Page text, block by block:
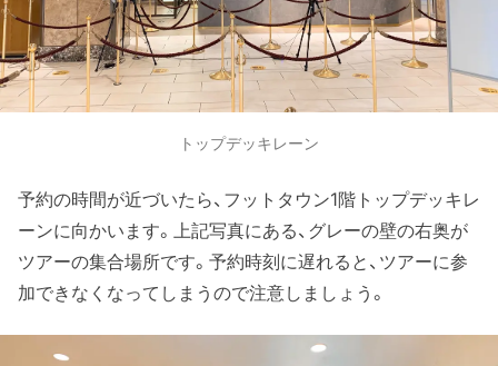
トップデッキレーン
予約の時間が近づいたら、フットタウン1階トップデッキレ
ーンに向かいます。上記写真にある、グレーの壁の右奥が
ツアーの集合場所です。予約時刻に遅れると、ツアーに参
加できなくなってしまうので注意しましょう。